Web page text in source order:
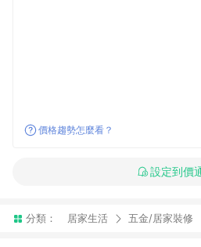
價格趨勢怎麼看？
設定到價
分類： 居家生活 五金/居家裝修